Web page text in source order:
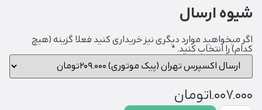
شیوه ارسال
اگر میخواهید موارد دیگری نیز خریداری کنید فعلا گزینه (هیچ
کدام) را انتخاب کنید.*
1.007.000تومان